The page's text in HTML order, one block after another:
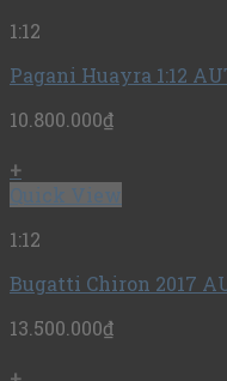
1:12
Pagani Huayra 1:12
10.800.000₫
+
Quick View
1:12
Bugatti Chiron 2017
13.500.000₫